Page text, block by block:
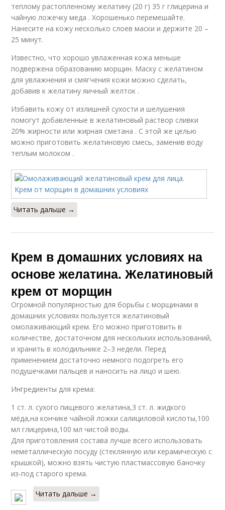
теплому растопленному желатину (20 г) 35 г глицерина и
чайную ложечку меда . Хорошенько перемешайте.
Нанесите на кожу несколько слоев маски и держите 20 –
25 минут.
Известно, что хорошо увлаженная кожа меньше
подвержена образованию морщин. Маску с желатином
для увлажнения и смягчения кожи можно сделать,
добавив к желатину яичный желток .
Избавить кожу от излишней сухости и шелушения
помогут добавленные в желатиновый раствор сливки
20% жирности или жирная сметана . С этой же целью
можно приготовить желатиновую смесь, заменив воду
теплым молоком .
Читать дальше →
Крем в домашних условиях на
основе желатина. Желатиновый
крем от морщин
Огромной популярностью для борьбы с морщинами в
домашних условиях пользуется желатиновый
омолаживающий крем. Его можно приготовить в
количестве, достаточном для нескольких использований,
и хранить в холодильнике 2–3 недели. Перед
применением достаточно немного подогреть его
подушечками пальцев и наносить на лицо и шею.
Ингредиенты для крема:
1 ст. л. сухого пищевого желатина,3 ст. л. жидкого
мёда,на кончике чайной ложки салициловой кислоты,100
мл глицерина,100 мл чистой воды.
Для приготовления состава лучше всего использовать
неметаллическую посуду (стеклянную или керамическую с
крышкой), можно взять чистую пластмассовую баночку
из-под старого крема.
Читать дальше →